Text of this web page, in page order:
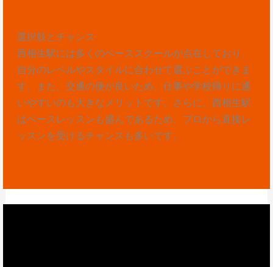
選択肢とチャンス
西相生駅には多くのベーススクールが点在しており、
自分のレベルやスタイルに合わせて選ぶことができま
す。また、交通の便が良いため、仕事や学校帰りに通
いやすいのも大きなメリットです。さらに、西相生駅
はベースレッスンも盛んであるため、プロから直接レ
ッスンを受けるチャンスも多いです。